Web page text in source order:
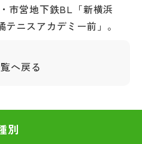
市営地下鉄BL「新横浜
ニスアカデミー前」。
へ戻る
別